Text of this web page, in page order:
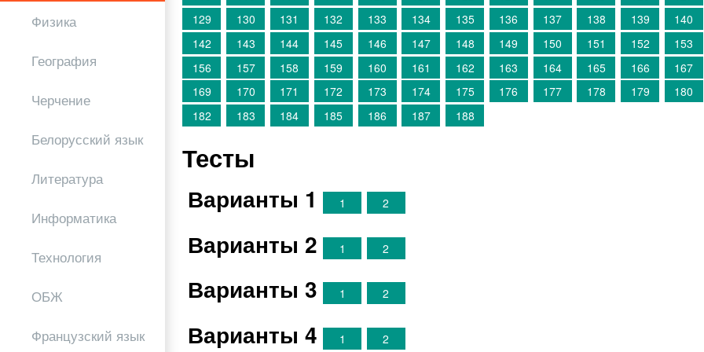
Физика
География
Черчение
Белорусский язык
Литература
Информатика
Технология
ОБЖ
Французский язык
129
130 131 132 133 134 135 136 137 138 139 140
142
143 144 145 146 147 148 149 150 151 152 153
156
157 158 159 160 161 162 163 164 165 166 167
169
170 171 172 173 174 175 176 177 178 179 180
182
183 184 185 186 187 188
Тесты
Варианты 1 1 2
Варианты 2 1 2
Варианты 3 1 2
Варианты 4 1 2